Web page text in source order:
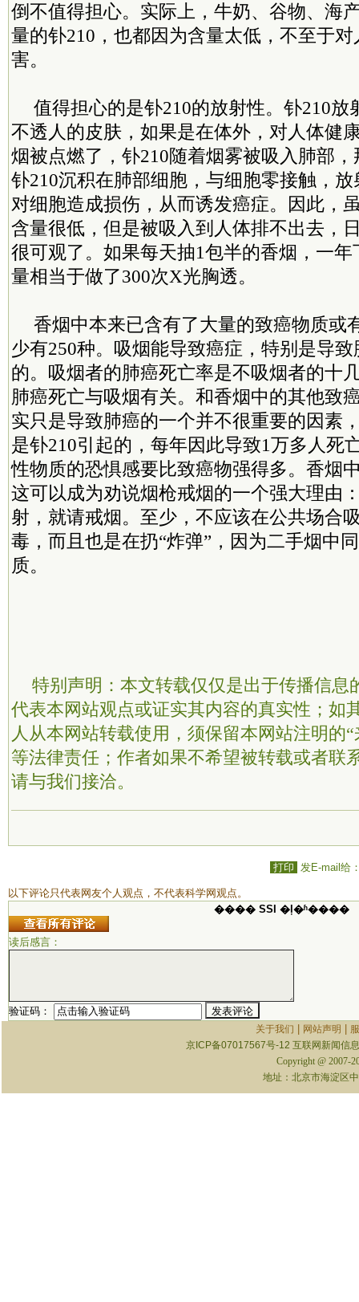
倒不值得担心。实际上，牛奶、谷物、海
量的钋210，也都因为含量太低，不至于
害。
值得担心的是钋210的放射性。钋210放
不透人的皮肤，如果是在体外，对人体健
烟被点燃了，钋210随着烟雾被吸入肺部
钋210沉积在肺部细胞，与细胞零接触，
对细胞造成损伤，从而诱发癌症。因此，
含量很低，但是被吸入到人体排不出去，
很可观了。如果每天抽1包半的香烟，一
量相当于做了300次X光胸透。
香烟中本来已含有了大量的致癌物质或
少有250种。吸烟能导致癌症，特别是导
的。吸烟者的肺癌死亡率是不吸烟者的十
肺癌死亡与吸烟有关。和香烟中的其他致
实只是导致肺癌的一个并不很重要的因素
是钋210引起的，每年因此导致1万多人死
性物质的恐惧感要比致癌物强得多。香烟
这可以成为劝说烟枪戒烟的一个强大理由
射，就请戒烟。至少，不应该在公共场合
毒，而且也是在扔“炸弹”，因为二手烟中
质。
特别声明：本文转载仅仅是出于传播信息
代表本网站观点或证实其内容的真实性；如
人从本网站转载使用，须保留本网站注明的
等法律责任；作者如果不希望被转载或者联
请与我们接洽。
打印 发E-mail给
以下评论只代表网友个人观点，不代表科学网观点。
���� SSI �ļ�ʱ����
读后感言：
验证码：
关于我们 | 网站声明 |
京ICP备07017567号-12 互联网新闻信
Copyright @ 2007-
地址：北京市海淀区